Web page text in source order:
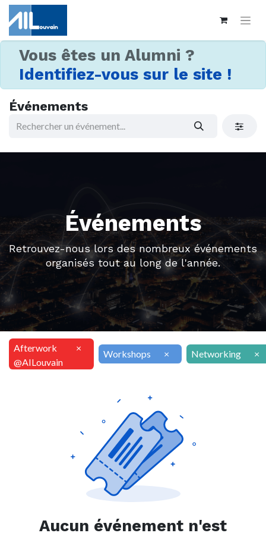
Vous êtes un Alumni ?
Identifiez-vous sur le site !
Événements
Événements
Retrouvez-nous lors des nombreux événements
organisés tout au long de l'année.
Afterwork
@AILouvain
×
Workshops × Networking ×
Aucun événement n'est